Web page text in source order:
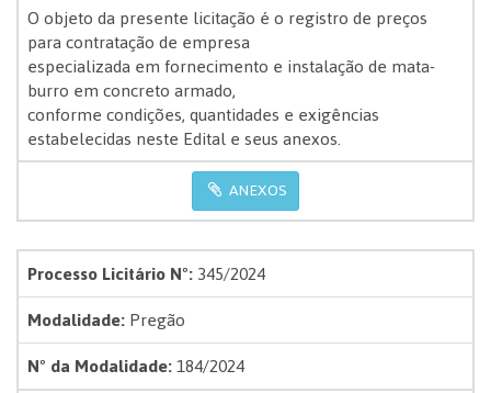
O objeto da presente licitação é o registro de preços
para contratação de empresa
especializada em fornecimento e instalação de mata-
burro em concreto armado,
conforme condições, quantidades e exigências
estabelecidas neste Edital e seus anexos.
ANEXOS
Processo Licitário Nº:345/2024
Modalidade:Pregão
Nº da Modalidade:184/2024